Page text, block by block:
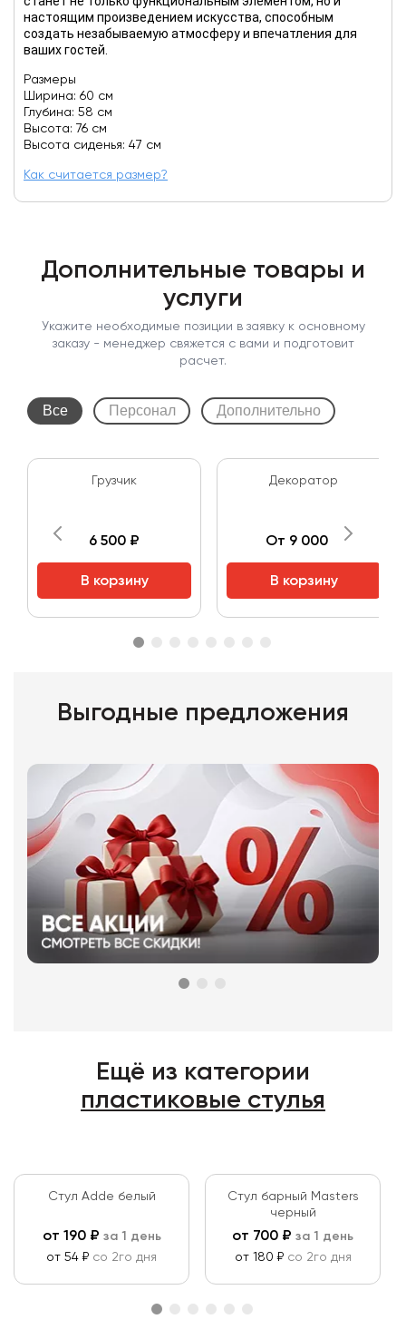
настоящим произведением искусства, способным
создать незабываемую атмосферу и впечатления для
ваших гостей.
Размеры
Ширина: 60 см
Глубина: 58 см
Высота: 76 см
Высота сиденья: 47 см
Как считается размер?
Дополнительные товары и
услуги
Укажите необходимые позиции в заявку к основному
заказу - менеджер свяжется с вами и подготовит
расчет.
Все Персонал Дополнительно
Грузчик
6 500 ₽
В корзину
Декоратор
От 9 000 ₽
В корзину
Выгодные предложения
Ещё из категории
пластиковые стулья
Стул Adde белый
от 190₽ за 1 день
от 54 ₽ со 2го дня
Стул барный Masters
черный
от 700 ₽ за 1 день
от 180 ₽ со 2го дня